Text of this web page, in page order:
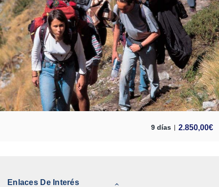
9 días 2.850,00€
Enlaces De Interés